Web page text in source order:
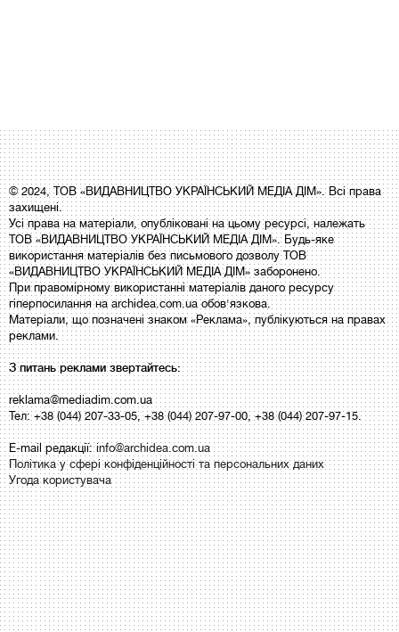
© 2024, ТОВ «ВИДАВНИЦТВО УКРАЇНСЬКИЙ МЕДІА ДІМ». Всі права
захищені.
Усі права на матеріали, опубліковані на цьому ресурсі, належать
ТОВ «ВИДАВНИЦТВО УКРАЇНСЬКИЙ МЕДІА ДІМ». Будь-яке
використання матеріалів без письмового дозволу ТОВ
«ВИДАВНИЦТВО УКРАЇНСЬКИЙ МЕДІА ДІМ» заборонено.
При правомірному використанні матеріалів даного ресурсу
гіперпосилання на archidea.com.ua обов'язкова.
Матеріали, що позначені знаком «Реклама», публікуються на правах
реклами.
З питань реклами звертайтесь:
reklama@mediadim.com.ua
Тел: +38 (044) 207-33-05, +38 (044) 207-97-00, +38 (044) 207-97-15.
E-mail редакції:info@archidea.com.ua
Політика у сфері конфіденційності та персональних даних
Угода користувача